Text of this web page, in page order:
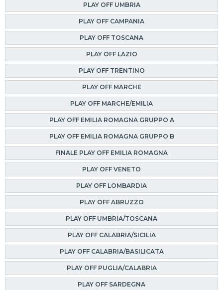
PLAY OFF UMBRIA
PLAY OFF CAMPANIA
PLAY OFF TOSCANA
PLAY OFF LAZIO
PLAY OFF TRENTINO
PLAY OFF MARCHE
PLAY OFF MARCHE/EMILIA
PLAY OFF EMILIA ROMAGNA GRUPPO A
PLAY OFF EMILIA ROMAGNA GRUPPO B
FINALE PLAY OFF EMILIA ROMAGNA
PLAY OFF VENETO
PLAY OFF LOMBARDIA
PLAY OFF ABRUZZO
PLAY OFF UMBRIA/TOSCANA
PLAY OFF CALABRIA/SICILIA
PLAY OFF CALABRIA/BASILICATA
PLAY OFF PUGLIA/CALABRIA
PLAY OFF SARDEGNA